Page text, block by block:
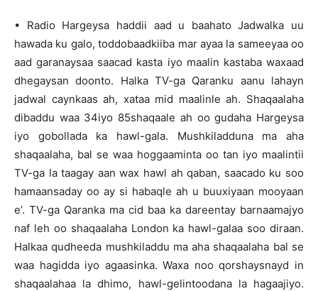
• Radio Hargeysa haddii aad u baahato Jadwalka uu
hawada ku galo, toddobaadkiiba mar ayaa la sameeyaa oo
aad garanaysaa saacad kasta iyo maalin kastaba waxaad
dhegaysan doonto. Halka TV-ga Qaranku aanu lahayn
jadwal caynkaas ah, xataa mid maalinle ah. Shaqaalaha
dibaddu waa 34iyo 85shaqaale ah oo gudaha Hargeysa
iyo gobollada ka hawl-gala. Mushkiladduna ma aha
shaqaalaha, bal se waa hoggaaminta oo tan iyo maalintii
TV-ga la taagay aan wax hawl ah qaban, saacado ku soo
hamaansaday oo ay si habaqle ah u buuxiyaan mooyaan
e’. TV-ga Qaranka ma cid baa ka dareentay barnaamajyo
naf leh oo shaqaalaha London ka hawl-galaa soo diraan.
Halkaa qudheeda mushkiladdu ma aha shaqaalaha bal se
waa hagidda iyo agaasinka. Waxa noo qorshaysnayd in
shaqaalahaa la dhimo, hawl-gelintoodana la hagaajiyo.